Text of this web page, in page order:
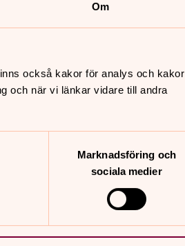
Om
också kakor för analys och kakor
och när vi länkar vidare till andra
Marknadsföring och
sociala medier